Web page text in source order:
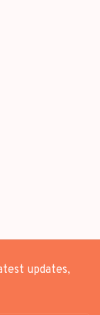
updates,